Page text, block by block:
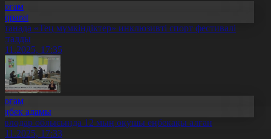
«Тең мүмкіндіктер» инклюзивті спорт фестивалі
17:35
адамы
облысында 12 мың оқушы еңбекақы алған
17:33